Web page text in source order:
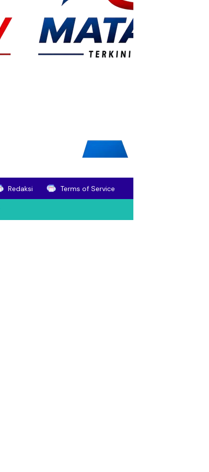
Redaksi Terms of Service